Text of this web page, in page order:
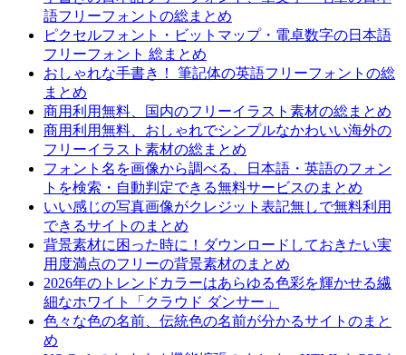
語フリーフォントの総まとめ
ピクセルフォント・ビットマップ・電卓数字の日本語
フリーフォント 総まとめ
おしゃれな手書き！ 筆記体の英語フリーフォントの総
まとめ
商用利用無料、国内のフリーイラスト素材の総まとめ
商用利用無料、おしゃれでシンプルなかわいい海外の
フリーイラスト素材の総まとめ
フォント名を画像から調べる、日本語・英語のフォン
トを検索・自動判定できる無料サービスのまとめ
いい感じの写真画像がクレジット表記無しで無料利用
できるサイトのまとめ
背景素材に困った時に！ダウンロードしておきたい実
用度満点のフリーの背景素材のまとめ
2026年のトレンドカラーはあらゆる色彩を輝かせる繊
細なホワイト「クラウド ダンサー」
色々な色の名前、伝統色の名前が分かるサイトのまと
め